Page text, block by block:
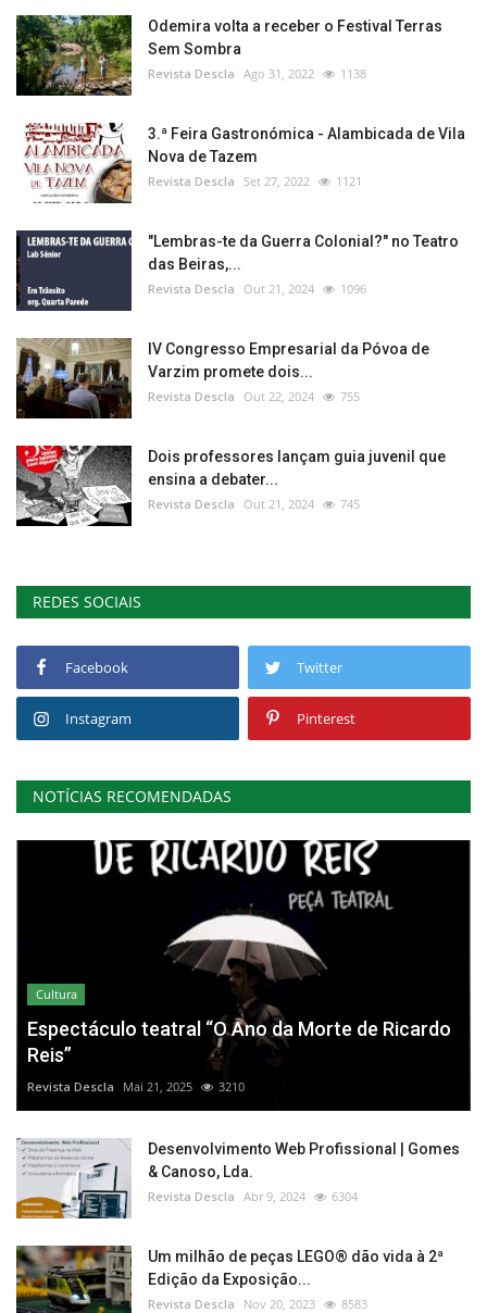
Odemira volta a receber o Festival Terras
Sem Sombra
Revista Descla Ago 31, 2022 1138
3.ª Feira Gastronómica - Alambicada de Vila
Nova de Tazem
Revista Descla Set 27, 2022 1121
"Lembras-te da Guerra Colonial?" no Teatro
das Beiras,...
Revista Descla Out 21, 2024 1096
IV Congresso Empresarial da Póvoa de
Varzim promete dois...
Revista Descla Out 22, 2024 755
Dois professores lançam guia juvenil que
ensina a debater...
Revista Descla Out 21, 2024 745
REDES SOCIAIS
Facebook Twitter
Instagram Pinterest
NOTÍCIAS RECOMENDADAS
Cultura
Espectáculo teatral “O Ano da Morte de Ricardo
Reis”
Revista Descla Mai 21, 2025 3210
Desenvolvimento Web Profissional | Gomes
& Canoso, Lda.
Revista Descla Abr 9, 2024 6304
Um milhão de peças LEGO® dão vida à 2ª
Edição da Exposição...
Revista Descla Nov 20, 2023 8583